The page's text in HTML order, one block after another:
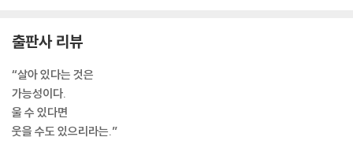
가을의 깊이_〈기분 좋은 날〉
명〉
‘해외 입양인 첫 승소’, 친부 만났지만… 묵묵부답_〈뿌리의 맛〉
돛단배 위로 펼쳐진 우리은하와 안드로메다은하_〈안드로메다를 기다리
며〉
실은 여름을 시작하기에 앞서
지난겨울 낙오한
작은 목숨들에게 바치는
조화가 아닐까 하는.
출판사 리뷰
“살아 있다는 것은
가능성이다.
울 수 있다면
웃을 수도 있으리라는.”